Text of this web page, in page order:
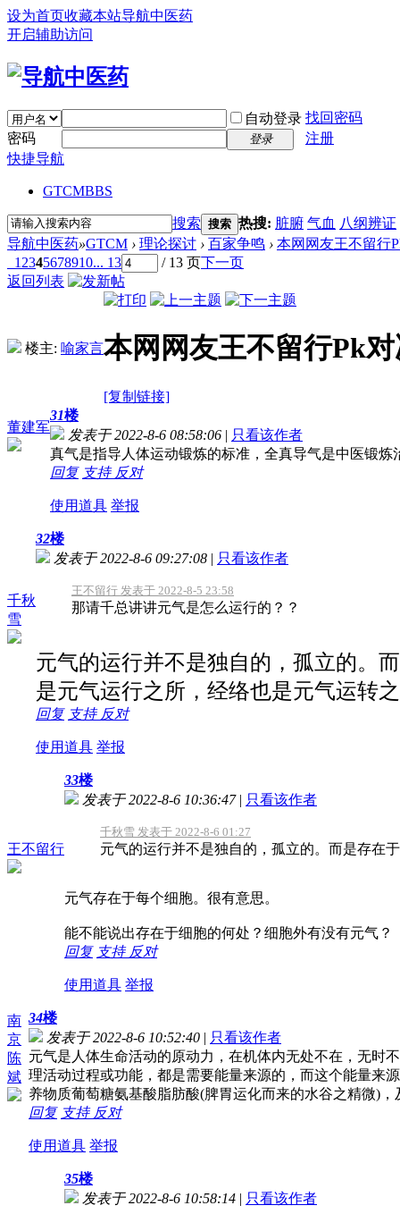
设为首页收藏本站导航中医药
开启辅助访问
自动登录 找回密码
密码
登录
注册
快捷导航
GTCMBBS
搜索 搜索 热搜: 脏腑 气血 八纲辨证
导航中医药»GTCM › 理论探讨 › 百家争鸣 › 本网网友王不留行
1 2345678910... 13 / 13 页下一页
返回列表
楼主: 喻家言本网网友王不留行Pk
[复制链接]
董建军
31楼
发表于 2022-8-6 08:58:06 | 只看该作者
真气是指导人体运动锻炼的标准，全真导气是中医锻炼
回复 支持 反对
使用道具 举报
千秋
雪
32楼
发表于 2022-8-6 09:27:08 | 只看该作者
王不留行 发表于 2022-8-5 23:58
那请千总讲讲元气是怎么运行的？？
元气的运行并不是独自的，孤立的。
是元气运行之所，经络也是元气运转
回复 支持 反对
使用道具 举报
王不留行
33楼
发表于 2022-8-6 10:36:47 | 只看该作者
千秋雪 发表于 2022-8-6 01:27
元气的运行并不是独自的，孤立的。而是存在
元气存在于每个细胞。很有意思。
能不能说出存在于细胞的何处？细胞外有没有元气？
回复 支持 反对
使用道具 举报
南
京
陈
斌
34楼
发表于 2022-8-6 10:52:40 | 只看该作者
元气是人体生命活动的原动力，在机体内无处不在，无时
理活动过程或功能，都是需要能量来源的，而这个能量来
养物质葡萄糖氨基酸脂肪酸(脾胃运化而来的水谷之精微)，
回复 支持 反对
使用道具 举报
35楼
发表于 2022-8-6 10:58:14 | 只看该作者